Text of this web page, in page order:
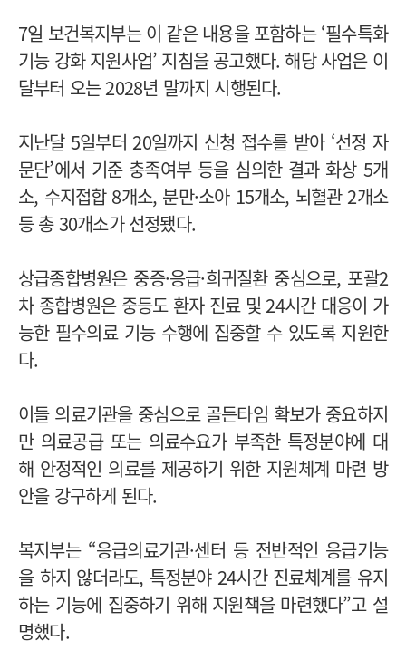
7일 보건복지부는 이 같은 내용을 포함하는 ‘필수특화
기능 강화 지원사업’ 지침을 공고했다. 해당 사업은 이
달부터 오는 2028년 말까지 시행된다.
지난달 5일부터 20일까지 신청 접수를 받아 ‘선정 자
문단’에서 기준 충족여부 등을 심의한 결과 화상 5개
소, 수지접합 8개소, 분만·소아 15개소, 뇌혈관 2개소
등 총 30개소가 선정됐다.
상급종합병원은 중증·응급·희귀질환 중심으로, 포괄2
차 종합병원은 중등도 환자 진료 및 24시간 대응이 가
능한 필수의료 기능 수행에 집중할 수 있도록 지원한
다.
이들 의료기관을 중심으로 골든타임 확보가 중요하지
만 의료공급 또는 의료수요가 부족한 특정분야에 대
해 안정적인 의료를 제공하기 위한 지원체계 마련 방
안을 강구하게 된다.
복지부는 “응급의료기관·센터 등 전반적인 응급기능
을 하지 않더라도, 특정분야 24시간 진료체계를 유지
하는 기능에 집중하기 위해 지원책을 마련했다”고 설
명했다.